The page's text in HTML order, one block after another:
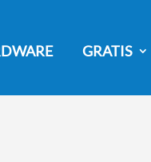
GRATIS